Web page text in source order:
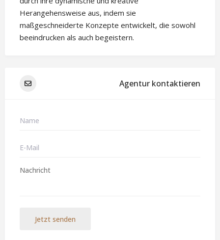
Herangehensweise aus, indem sie
maßgeschneiderte Konzepte entwickelt, die sowohl
beeindrucken als auch begeistern.
Agentur kontaktieren
Jetzt senden